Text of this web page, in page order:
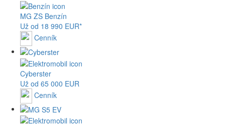
MG ZS Benzín
Už od 18 990 EUR*
Cenník
Cyberster
Už od 65 000 EUR
Cenník